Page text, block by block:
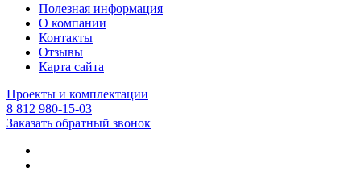
Полезная информация
О компании
Контакты
Отзывы
Карта сайта
Проекты и комплектации
8 812 980-15-03
Заказать обратный звонок